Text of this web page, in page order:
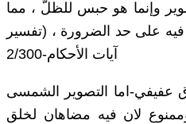
وإنما هو حبس للظلّ ، مما
فيه على حد الضرورة ، (تفسير
آيات الأحكام-2/300
عفيفي-اما التصوير الشمسى
لان فيه مضاهان لخلق